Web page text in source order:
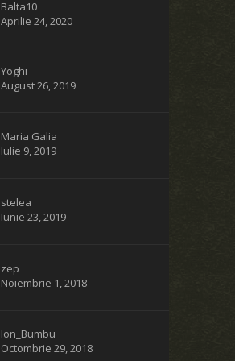
Balta10
Aprilie 24, 2020
Yoghi
August 26, 2019
Maria Galia
Iulie 9, 2019
stelea
Iunie 23, 2019
zep
Noiembrie 1, 2018
Ion_Bumbu
Octombrie 29, 2018